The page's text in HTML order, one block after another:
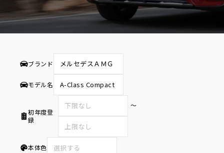
ブランド
モデル名
初年度登
録
〜
本体色 選択する